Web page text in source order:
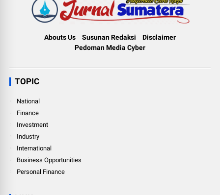
Abouts Us Susunan Redaksi
Disclaimer
Pedoman Media Cyber
TOPIC
National
Finance
Investment
Industry
International
Business Opportunities
Personal Finance